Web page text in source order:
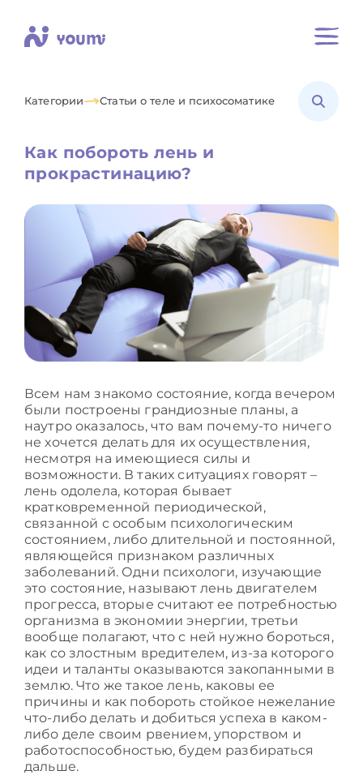
Категории Статьи о теле и психосоматике
Как побороть лень и
прокрастинацию?
Всем нам знакомо состояние, когда вечером
были построены грандиозные планы, а
наутро оказалось, что вам почему-то ничего
не хочется делать для их осуществления,
несмотря на имеющиеся силы и
возможности. В таких ситуациях говорят –
лень одолела, которая бывает
кратковременной периодической,
связанной с особым психологическим
состоянием, либо длительной и постоянной,
являющейся признаком различных
заболеваний. Одни психологи, изучающие
это состояние, называют лень двигателем
прогресса, вторые считают ее потребностью
организма в экономии энергии, третьи
вообще полагают, что с ней нужно бороться,
как со злостным вредителем, из-за которого
идеи и таланты оказываются закопанными в
землю. Что же такое лень, каковы ее
причины и как побороть стойкое нежелание
что-либо делать и добиться успеха в каком-
либо деле своим рвением, упорством и
работоспособностью, будем разбираться
дальше.